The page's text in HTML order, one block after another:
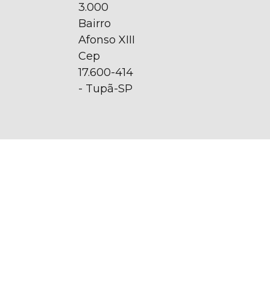
3.000
Bairro
Afonso XIII
Cep
17.600-414
- Tupã-SP